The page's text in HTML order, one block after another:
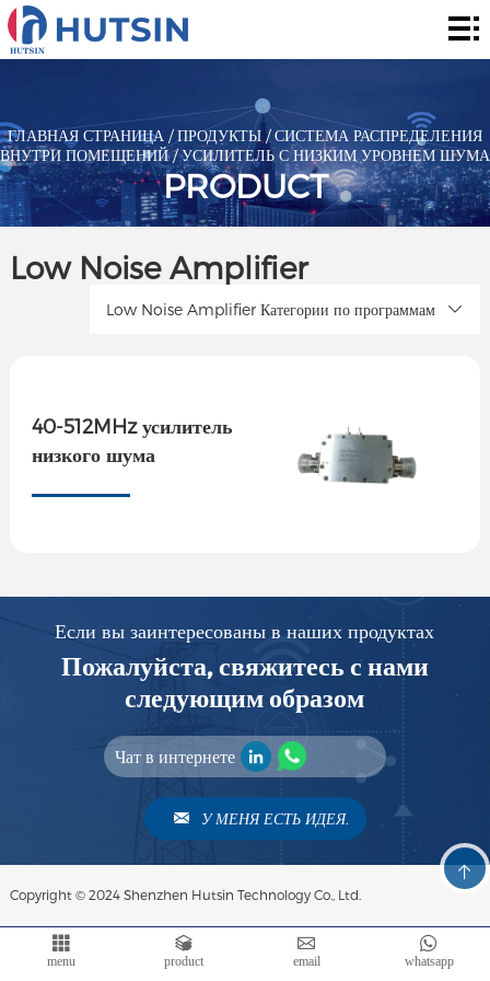
Главная
О
нас
Решения
Сообщение
контакты
ГЛАВНАЯ СТРАНИЦА /ПРОДУКТЫ /СИСТЕМА РАСПРЕДЕЛЕНИЯ
ВНУТРИ ПОМЕЩЕНИЙ/УСИЛИТЕЛЬ С НИЗКИМ УРОВНЕМ ШУМА
PRODUCT
Low Noise Amplifier
Low Noise Amplifier Категории по программам
40-512MHz усилитель
низкого шума
Если вы заинтересованы в наших продуктах
Пожалуйста, свяжитесь с нами
следующим образом
Чат в интернете
У МЕНЯ ЕСТЬ ИДЕЯ.
Copyright © 2024 Shenzhen Hutsin Technology Co., Ltd.
menu product email whatsapp